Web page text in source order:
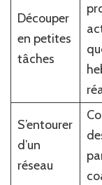
Découper
en petites
tâches
S’entourer
d’un
réseau